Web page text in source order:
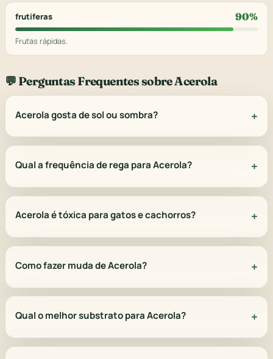
frutiferas 90%
Frutas rápidas.
💬 Perguntas Frequentes sobre Acerola
Acerola gosta de sol ou sombra?
Qual a frequência de rega para Acerola?
Acerola é tóxica para gatos e cachorros?
Como fazer muda de Acerola?
Qual o melhor substrato para Acerola?